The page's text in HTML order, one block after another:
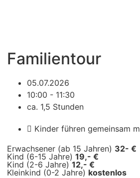
Familientour
05.07.2026
10:00 - 11:30
ca. 1,5 Stunden
Kinder führen gemeinsam
Erwachsener (ab 15 Jahren) 32- €
Kind (6-15 Jahre) 19,- €
Kind (2-6 Jahre) 12,- €
Kleinkind (0-2 Jahre) kostenlos